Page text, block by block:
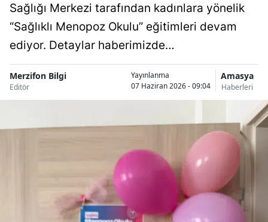
Sağlığı Merkezi tarafından kadınlara yönelik
“Sağlıklı Menopoz Okulu” eğitimleri devam
ediyor. Detaylar haberimizde…
Merzifon Bilgi
Editör
Yayınlanma
07 Haziran 2026 - 09:04
Amasya
Haberleri